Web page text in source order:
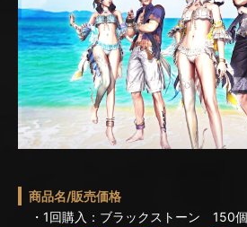
商品名/販売価格
・1回購入：ブラックストーン 150個